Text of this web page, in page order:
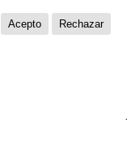
Acepto Rechazar